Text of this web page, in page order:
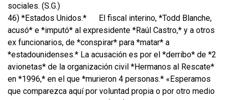
sociales. (S.G.)
46) *Estados Unidos.*
El fiscal interino, *Todd Blanche,
acusó* e *imputó* al expresidente *Raúl Castro,* y a otros
ex funcionarios, de *conspirar* para *matar* a
*estadounidenses.* La acusación es por el *derribo* de *2
avionetas* de la organización civil *Hermanos al Rescate*
en *1996,* en el que *murieron 4 personas.* «Esperamos
que comparezca aquí por voluntad propia o por otro medio